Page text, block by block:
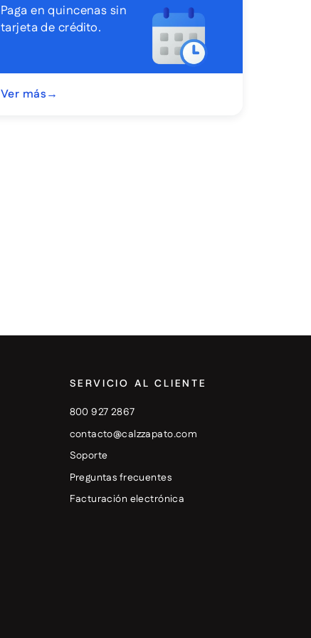
Paga en quincenas sin
tarjeta de crédito.
Ver más→
SERVICIO AL CLIENTE
800 927 2867
contacto@calzzapato.com
Soporte
Preguntas frecuentes
Facturación electrónica